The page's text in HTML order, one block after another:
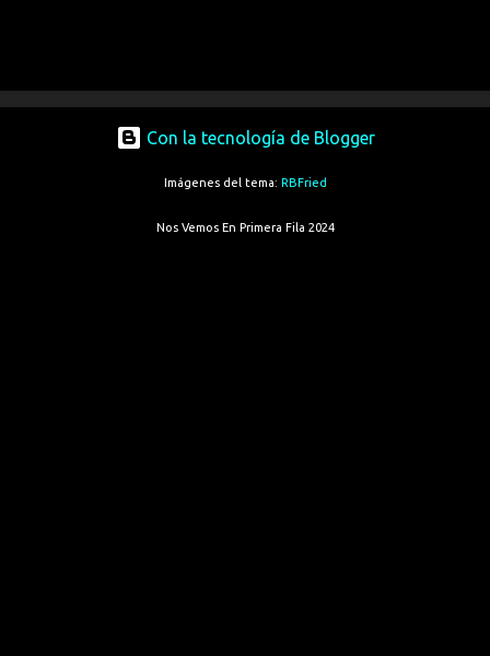
Con la tecnología de Blogger
Imágenes del tema: RBFried
Nos Vemos En Primera Fila 2024